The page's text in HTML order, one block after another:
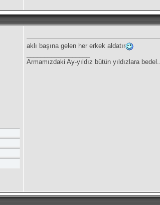
aklı başına gelen her erkek aldatır
Armamızdaki Ay-yıldız bütün yıldızlara bedel...